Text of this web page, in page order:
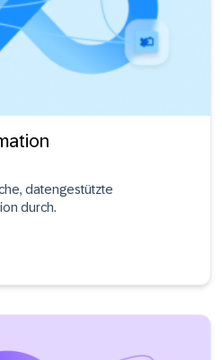
datengestützte
durch.